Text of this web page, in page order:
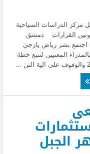
الدراسات السياحية
القرارات دمشق
بشر رياض يازجي
المعنيين لتتبع خطة
الجبل